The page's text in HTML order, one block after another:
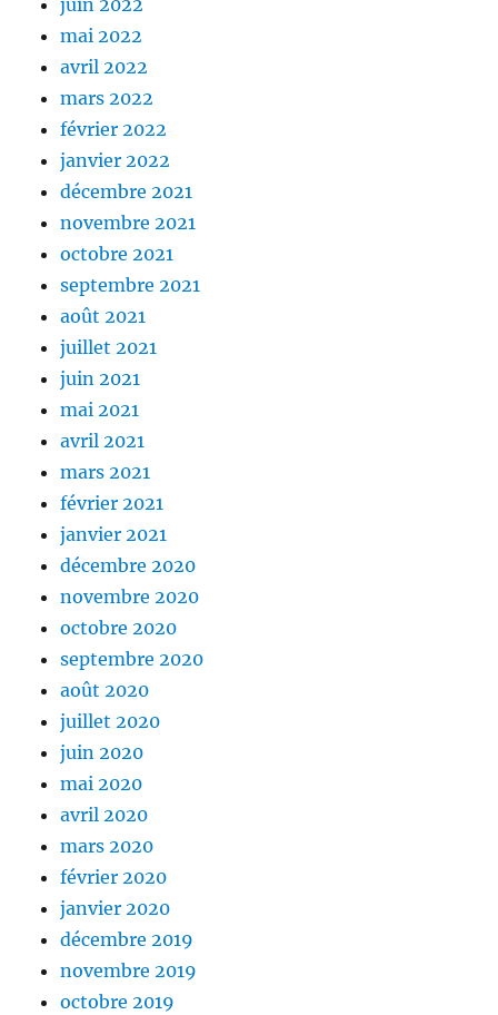
juin 2022
mai 2022
avril 2022
mars 2022
février 2022
janvier 2022
décembre 2021
novembre 2021
octobre 2021
septembre 2021
août 2021
juillet 2021
juin 2021
mai 2021
avril 2021
mars 2021
février 2021
janvier 2021
décembre 2020
novembre 2020
octobre 2020
septembre 2020
août 2020
juillet 2020
juin 2020
mai 2020
avril 2020
mars 2020
février 2020
janvier 2020
décembre 2019
novembre 2019
octobre 2019